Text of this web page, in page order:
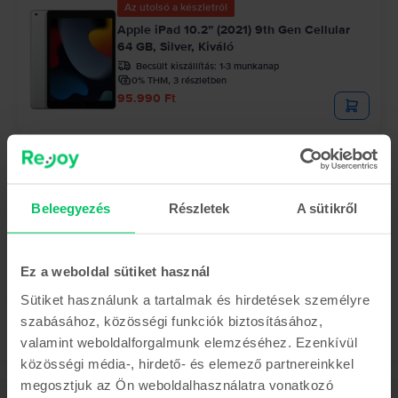
Beleegyezés Részletek A sütikről
Ez a weboldal sütiket használ
Sütiket használunk a tartalmak és hirdetések személyre
szabásához, közösségi funkciók biztosításához,
valamint weboldalforgalmunk elemzéséhez. Ezenkívül
közösségi média-, hirdető- és elemező partnereinkkel
megosztjuk az Ön weboldalhasználatra vonatkozó
Az utolsó a készletről
Apple iPad 10.2” (2021) 9th Gen Cellular
64 GB, Silver, Kiváló
Becsült kiszállítás: 1-3 munkanap
0% THM, 3 részletben
95.990 Ft
Apple iPad 10.2” (2021) 9th Gen Cellular
Becsült kiszállítás: 1-3 munkanap